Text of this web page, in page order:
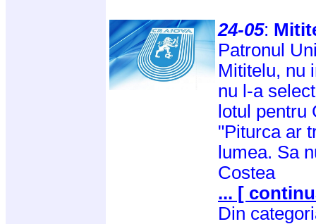
24-05:
Patronul
Mititelu, nu
nu l-a
lotul pentru
"Piturca ar
lumea. Sa
Costea
... [
Din